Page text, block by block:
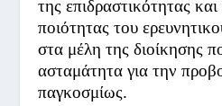
της επιδραστικότητας
ποιότητας του
στα μέλη της διοίκησης
ασταμάτητα για την
παγκοσμίως.